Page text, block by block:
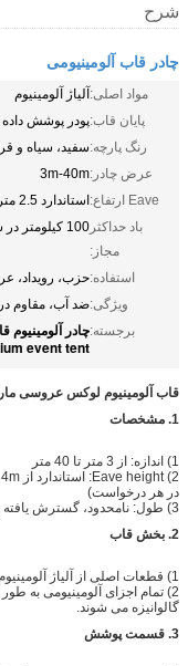
شرح
چادر قاب آلومینیومی
مواد اصلی:آلیاژ آلومینیوم
پایان قاب:پودر پوشش
رنگ پارچه:سفید، سیاه و
عرض چادر:3m-40m
Eave ارتفاع:
استاندارد 2.5 متر، 3 متر، 4 متر، 5 متر عرض عرض
باد حداکثر
مجاز:
100 کیلومتر در ساعت (0.3-0.5 متر مربع / متر مربع)
استفاده:حزب، رویداد،
ویژگی:ضد آب، مقاوم
برجسته:چادر آلومینیوم
event tent
قاب آلومینیوم لوکس عروسی
1. مشخصات
1) اندازه: از 3 متر تا 40 متر
در هر درخواست)
3) طول: نامحدود، گسترش یافته توسط 3m یا 5m هر خلیج
2. بخش قاب
1) قطعات اصلی از آلیاژ آلومینیوم ساخته شده و قطعات یدکی از فولاد ساخته شده اند.
2) تمام اجزای آلومینیومی به
گالوانیزه می شوند.
3. قسمت پوشش